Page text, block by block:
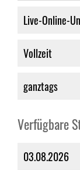
Verfügbare
03.08.2026